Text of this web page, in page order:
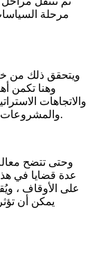
مرحلة
ويتحقق ذلك من
وهنا تكمن
والاتجاهات
والمشروعات ، والنتائج المتوقعة من تنفيذ الخطة الاستراتيجية.
وحتى تتضح
عدة قضايا في
على الأوقاف ،
يمكن أن